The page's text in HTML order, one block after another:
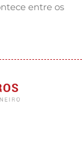
entre os